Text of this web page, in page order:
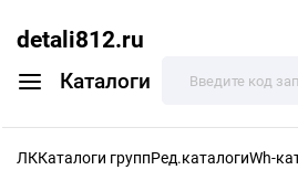
detali812.ru
Каталоги
ЛККаталоги группРед.каталогиWh-